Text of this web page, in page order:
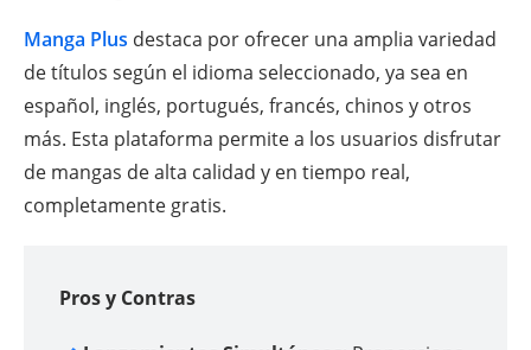
Manga Plus destaca por ofrecer una amplia variedad
de títulos según el idioma seleccionado, ya sea en
español, inglés, portugués, francés, chinos y otros
más. Esta plataforma permite a los usuarios disfrutar
de mangas de alta calidad y en tiempo real,
completamente gratis.
Pros y Contras